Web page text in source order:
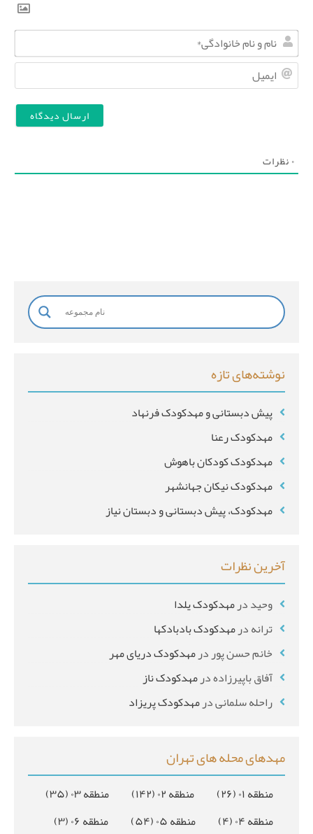
ا
م
م
۰نظرات
نوشته‌های تازه
پیش دبستانی و مهدکودک فرنهاد
مهدکودک رعنا
مهدکودک کودکان باهوش
مهدکودک نیکان جهانشهر
مهدکودک، پیش دبستانی و دبستان نیاز
آخرین نظرات
وحیددرمهدکودک یلدا
ترانهدرمهدکودک بادبادکها
خانم حسن پوردرمهدکودک دریای مهر
آفاق باپیرزادهدرمهدکودک ناز
راحله سلمانیدرمهدکودک پریزاد
مهدهای محله های تهران
منطقه ۰۱ (۲۶) منطقه ۰۲ (۱۴۲) منطقه ۰۳
(۳۵)
منطقه ۰۴
(۴) منطقه ۰۵ (۵۴) منطقه ۰۶
(۳)